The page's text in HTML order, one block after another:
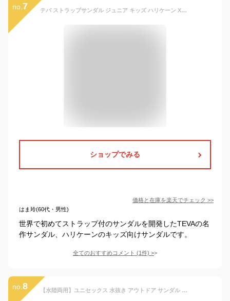
no. 7 テバ ストラップサンダル ジュニア キッズ ハリケーン XLT 2 HURRICANE CHILDREN'S 1019390C TEVA ファスナー シャワーサンダル レジャー 海 プール
ショップでみる
価格と在庫を楽天でチェック >>
はま玲(60代・男性)
世界で初めてストラップ付のサンダルを開発したTEVAの名
作サンダル、ハリケーンのキッズ向けサンダルです。
全てのおすすめコメント (1件) >
no. 8 【水陸両用】ユニセックス 水抜き アウトドア サンダル キッズ 子供 男の子 女の子 ガールズ ボーイズ 15cm 16cm 17cm 18cm 19cm 20cm 春 夏 pairmanon カラフル 簡単 水遊び 花柄 ドット ハート 無地 総柄 川 海 プール 外遊び シューズ ペアマノン